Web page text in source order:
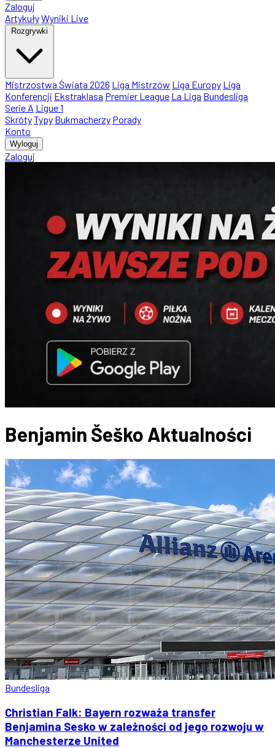
Zaloguj
ArtykułyWyniki Live
Rozgrywki
Mistrzostwa Świata 2026 Liga Mistrzów Liga Europy Liga
Konferencji Ekstraklasa Premier League La Liga Bundesliga
Serie A Ligue 1
SkrótyTypy Bukmacherzy Porady
Konto
Wyloguj
Zaloguj
Benjamin Šeško Aktualności
Bundesliga
Christian Falk: Bayern rozważa transfer
Benjamina Sesko w zależności od jego rozwoju w
Manchesterze United